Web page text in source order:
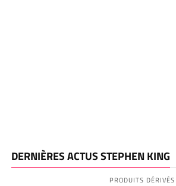
DERNIÈRES ACTUS STEPHEN KING
PRODUITS DÉRIVÉS